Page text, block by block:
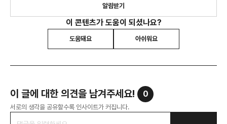
알림받기
이 콘텐츠가 도움이 되셨나요?
도움돼요 아쉬워요
이 글에 대한 의견을 남겨주세요! 0
서로의 생각을 공유할수록 인사이트가 커집니다.